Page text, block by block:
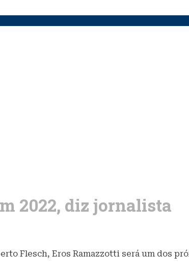
2022, diz jornalista
Flesch, Eros Ramazzotti será um dos